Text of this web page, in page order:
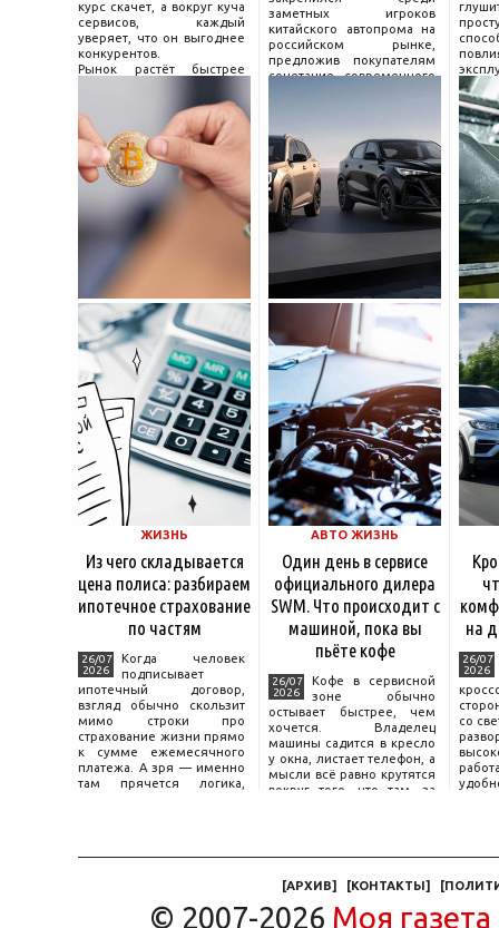
курс скачет, а вокруг куча
сервисов, каждый
уверяет, что он выгоднее
конкурентов.
Рынок растёт быстрее
поведения на нём.
Петербургские
криптообменники,
московские
заметных игроков
китайского автопрома на
российском рынке,
предложив покупателям
сочетание современного
насчитывает несколько
десятилетий
и
ЖИЗНЬ
Из чего складывается
цена полиса: разбираем
ипотечное страхование
по частям
26/07
2026
Когда человек
подписывает
ипотечный договор,
взгляд обычно скользит
мимо строки про
страхование жизни прямо
к сумме ежемесячного
платежа. А зря — именно
там прячется логика,
АВТО ЖИЗНЬ
Один день в сервисе
официального дилера
SWM. Что происходит с
машиной, пока вы
пьёте кофе
26/07
2026
Кофе в сервисной
зоне обычно
остывает быстрее, чем
хочется. Владелец
машины садится в кресло
у окна, листает телефон, а
мысли всё равно крутятся
вокруг того, что там, за
на
26/07
2026
со
[АРХИВ] [КОНТАКТЫ] [
© 2007-2026 Моя газета